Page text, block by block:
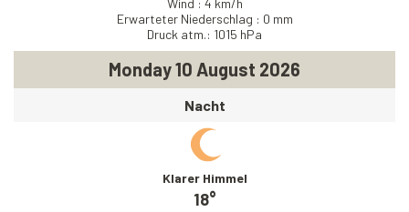
Wind : 4 km/h
Erwarteter Niederschlag : 0 mm
Druck atm.: 1015 hPa
Monday 10 August 2026
Nacht
Klarer Himmel
18°